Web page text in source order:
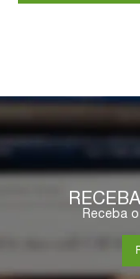
Receba